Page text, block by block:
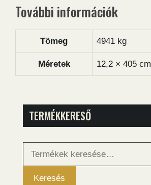
További információk
Tömeg 4941 kg
Méretek 12,2 × 405 cm
TERMÉKKERESŐ
Keresés
Keresés